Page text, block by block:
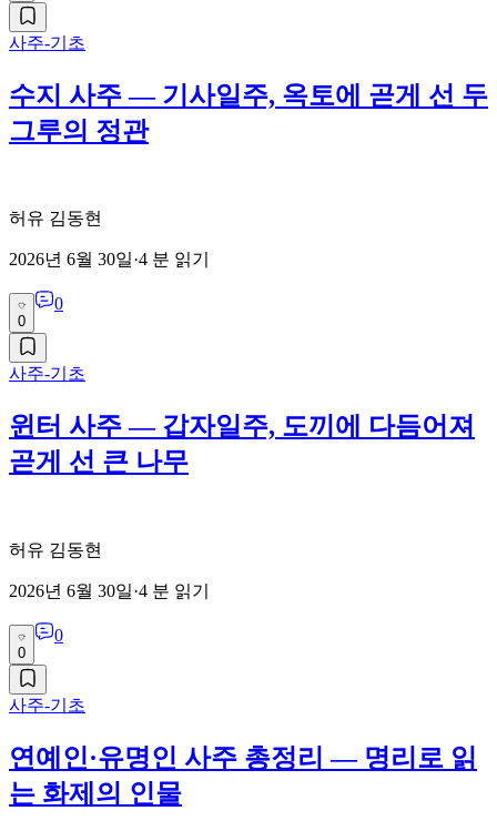
사주-기초
수지 사주 — 기사일주, 옥토에 곧게 선 두
그루의 정관
허유 김동현
2026년 6월 30일·4 분 읽기
0
0
사주-기초
윈터 사주 — 갑자일주, 도끼에 다듬어져
곧게 선 큰 나무
허유 김동현
2026년 6월 30일·4 분 읽기
0
0
사주-기초
연예인·유명인 사주 총정리 — 명리로 읽
는 화제의 인물